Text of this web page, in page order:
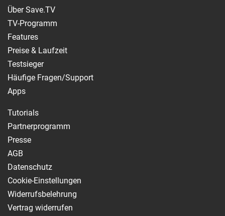
Über Save.TV
TV-Programm
Features
Preise & Laufzeit
Testsieger
Häufige Fragen/Support
Apps
Tutorials
Partnerprogramm
Presse
AGB
Datenschutz
Cookie-Einstellungen
Widerrufsbelehrung
Vertrag widerrufen